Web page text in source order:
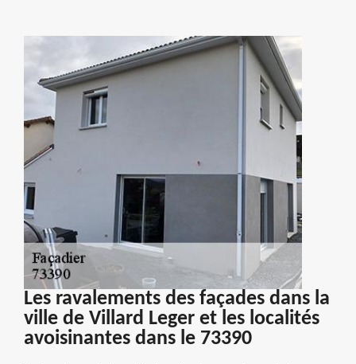
Les ravalements des façades dans la
ville de Villard Leger et les localités
avoisinantes dans le 73390